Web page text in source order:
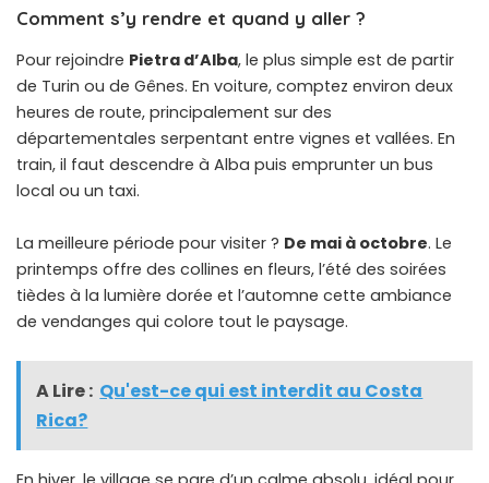
Comment s’y rendre et quand y aller ?
Pour rejoindre Pietra d’Alba, le plus simple est de partir
de Turin ou de Gênes. En voiture, comptez environ deux
heures de route, principalement sur des
départementales serpentant entre vignes et vallées. En
train, il faut descendre à Alba puis emprunter un bus
local ou un taxi.
La meilleure période pour visiter ? De mai à octobre. Le
printemps offre des collines en fleurs, l’été des soirées
tièdes à la lumière dorée et l’automne cette ambiance
de vendanges qui colore tout le paysage.
A Lire : Qu'est-ce qui est interdit au Costa
Rica?